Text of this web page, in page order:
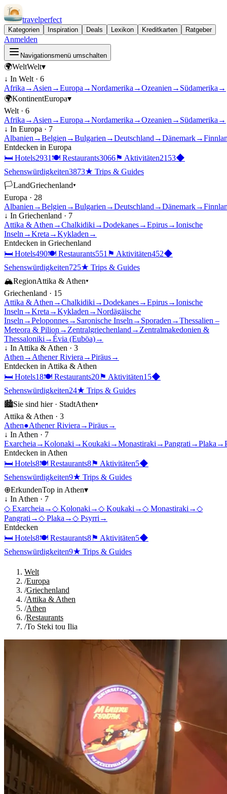
travelperfect
Kategorien Inspiration Deals Lexikon Kreditkarten Ratgeber
Anmelden
Navigationsmenü umschalten
🌍WeltWelt▾
↓ In Welt · 6
Afrika → Asien →Europa →Nordamerika →Ozeanien → Südamerika →
🌍KontinentEuropa▾
Welt · 6
Afrika → Asien →Europa →Nordamerika →Ozeanien → Südamerika →
↓ In Europa · 7
Albanien →Belgien →Bulgarien →Deutschland →Dänemark→
Entdecken in Europa
🛏 Hotels2931 🍽 Restaurants3066⚑ Aktivitäten2153◆
Sehenswürdigkeiten3873★ Trips & Guides
🏳LandGriechenland▾
Europa · 28
Albanien →Belgien →Bulgarien →Deutschland →Dänemark→
↓ In Griechenland · 7
Attika & Athen →Chalkidiki →Dodekanes→Epirus→Ionische
Inseln →Kreta →Kykladen →
Entdecken in Griechenland
🛏 Hotels490🍽 Restaurants551 ⚑ Aktivitäten452◆
Sehenswürdigkeiten725★ Trips & Guides
🏔RegionAttika & Athen▾
Griechenland · 15
Attika & Athen →Chalkidiki →Dodekanes→Epirus→Ionische
Inseln →Kreta →Kykladen →Nordägäische
Inseln →Peloponnes→ Saronische Inseln → Sporaden →Thessalien –
Meteora & Pilion → Zentralgriechenland → Zentralmakedonien &
Thessaloniki →Évia (Euböa)→
↓ In Attika & Athen · 3
Athen → Athener Riviera →Piräus→
Entdecken in Attika & Athen
🛏 Hotels18🍽 Restaurants20⚑ Aktivitäten15◆
Sehenswürdigkeiten24★ Trips & Guides
🏙Sie sind hier · StadtAthen▾
Attika & Athen · 3
Athen●Athener Riviera →Piräus→
↓ In Athen · 7
Exarcheia →Kolonaki →Koukaki →Monastiraki →Pangrati →Plaka →
Entdecken in Athen
🛏 Hotels8🍽 Restaurants8⚑ Aktivitäten5◆
Sehenswürdigkeiten9★ Trips & Guides
⊕ErkundenTop in Athen▾
↓ In Athen · 7
◇ Exarcheia →◇ Kolonaki →◇ Koukaki →◇ Monastiraki →◇
Pangrati →◇ Plaka →◇ Psyrri →
Entdecken
🛏 Hotels8🍽 Restaurants8⚑ Aktivitäten5◆
Sehenswürdigkeiten9★ Trips & Guides
Welt
/Europa
/Griechenland
/Attika & Athen
/Athen
/Restaurants
/To Steki tou Ilia